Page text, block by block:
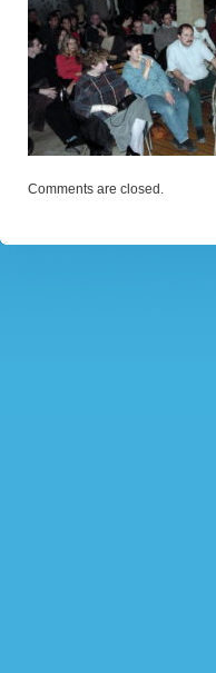
Comments are closed.